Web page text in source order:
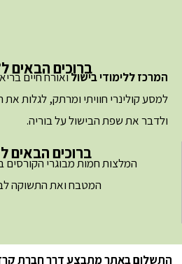
ברוכים הבאיםהמרכז ללימודי בישולואורח חיים
למסע קולינרי חוויתי ומרתק, לגלות
ולדבר את שפת הבישול על בוריה.
ברוכים הבאים
המלצות חמות מבוגרי הקורסים
המטבח ואת התשוקה
התשלום באתר מתבצע דרך חברת